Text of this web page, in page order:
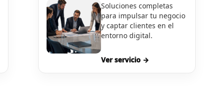
Soluciones completas
para impulsar tu negocio
y captar clientes en el
entorno digital.
Ver servicio →